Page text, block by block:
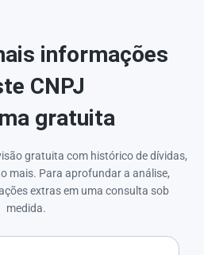
informações
CNPJ
gratuita
gratuita com histórico de dívidas,
mais. Para aprofundar a análise,
extras em uma consulta sob
medida.